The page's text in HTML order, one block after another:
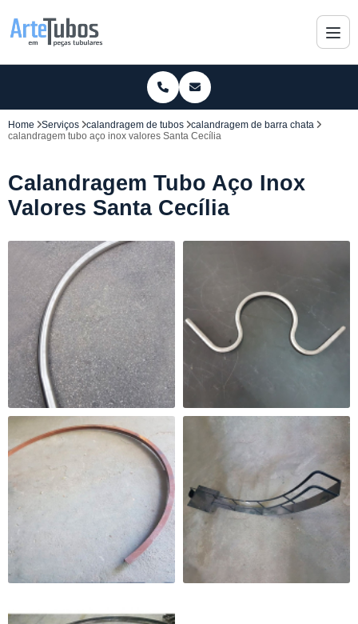
Home Serviços calandragem de tubos
calandragem de barra chata
calandragem tubo aço inox valores Santa Cecília
Calandragem Tubo Aço Inox
Valores Santa Cecília